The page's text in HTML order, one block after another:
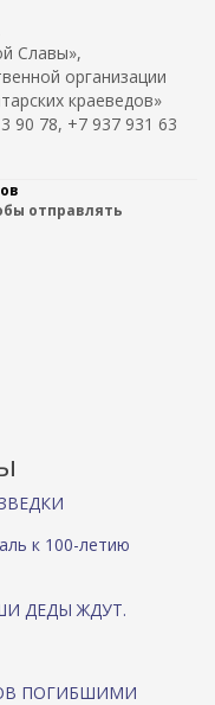
Славы»,
организации
краеведов»
90 78, +7 937 931 63
отправлять
к 100-летию
ДЕДЫ ЖДУТ.
ПОГИБШИМИ